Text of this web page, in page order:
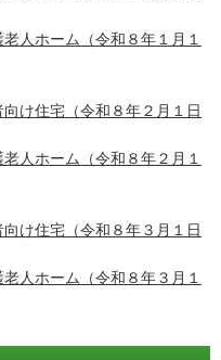
人ホーム（令和８年１月１
け住宅（令和８年２月１日
人ホーム（令和８年２月１
け住宅（令和８年３月１日
人ホーム（令和８年３月１